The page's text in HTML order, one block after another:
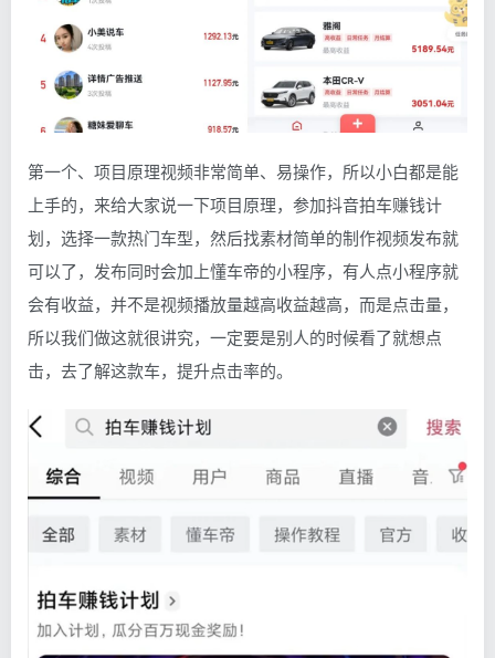
第一个、项目原理视频非常简单、易操作，所以小白都是能
上手的，来给大家说一下项目原理，参加抖音拍车赚钱计
划，选择一款热门车型，然后找素材简单的制作视频发布就
可以了，发布同时会加上懂车帝的小程序，有人点小程序就
会有收益，并不是视频播放量越高收益越高，而是点击量，
所以我们做这就很讲究，一定要是别人的时候看了就想点
击，去了解这款车，提升点击率的。